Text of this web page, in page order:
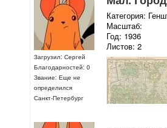
Загрузил: Сергей
Благодарностей: 0
Звание: Еще не
определился
Санкт-Петербург
Категория:
Масштаб:
Год: 1936
Листов: 2